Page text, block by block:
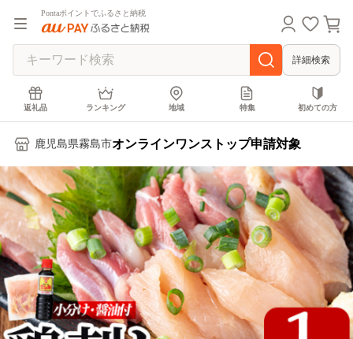
Pontaポイントでふるさと納税
詳細検索
返礼品 ランキング 地域 特集 初めての方
鹿児島県霧島市オンラインワンストップ申請対象